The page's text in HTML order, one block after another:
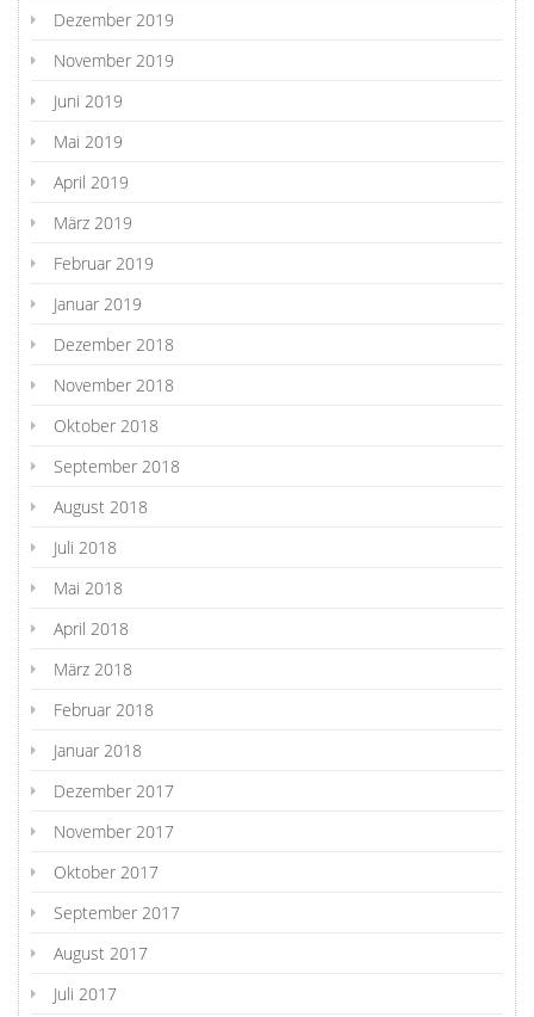
Dezember 2019
November 2019
Juni 2019
Mai 2019
April 2019
März 2019
Februar 2019
Januar 2019
Dezember 2018
November 2018
Oktober 2018
September 2018
August 2018
Juli 2018
Mai 2018
April 2018
März 2018
Februar 2018
Januar 2018
Dezember 2017
November 2017
Oktober 2017
September 2017
August 2017
Juli 2017